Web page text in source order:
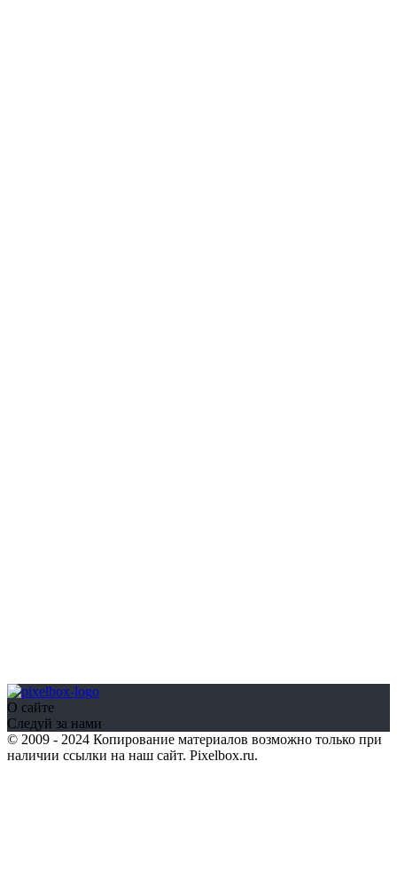
О сайте
Следуй за нами
© 2009 - 2024 Копирование материалов возможно только при
наличии ссылки на наш сайт. Pixelbox.ru.